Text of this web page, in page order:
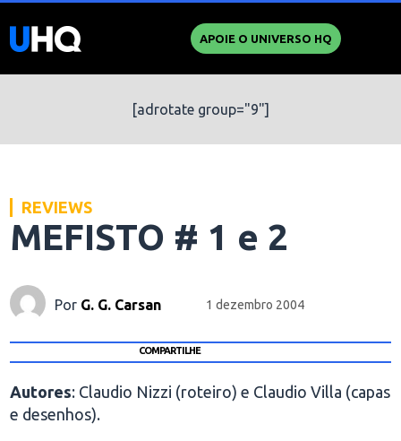
APOIE O UNIVERSO HQ
[adrotate group="9"]
REVIEWS
MEFISTO # 1 e 2
Por G. G. Carsan 1 dezembro 2004
COMPARTILHE
Autores: Claudio Nizzi (roteiro) e Claudio Villa (capas
e desenhos).